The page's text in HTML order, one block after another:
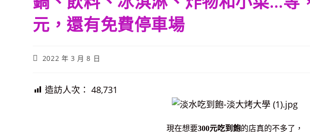
元，還有免費停車場
Post2022 年 3 月 8 日
造訪人次： 48,731
現在想要300元吃到飽的店真的不多了，